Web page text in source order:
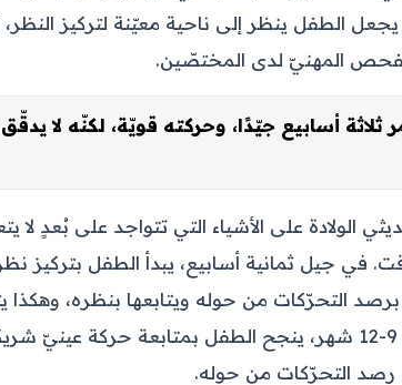
الطفل ينظر إلى ناحية معيّنة لتركيز
المهنيّ لدى المختصّين.
ثلاثة أسابيع جيّدًا، وحركته قويّة، لكنّه لا
الولادة على الأشياء التي تتواجد على بُعدٍ
في جيل ثمانية أسابيع، يبدأ الطفل بتركيز
التحرّكات من حوله ويتابعها بنظره، وهكذا
البصريّ تدريجيًّا. في جيل 9-12 شهر، ينجح الطفل بمتابعة حركة
رصد التحرّكات من حوله.